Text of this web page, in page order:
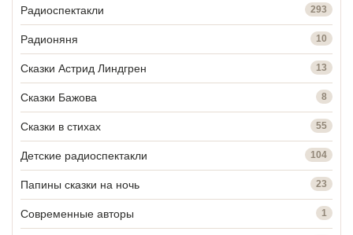
Радиоспектакли 293
Радионяня 10
Сказки Астрид Линдгрен 13
Сказки Бажова 8
Сказки в стихах 55
Детские радиоспектакли 104
Папины сказки на ночь 23
Современные авторы 1